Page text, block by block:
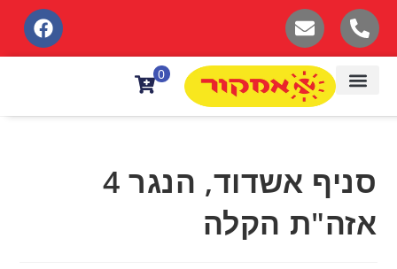
לתוכן
0
סניף אשדוד, הנגר 4
אזה"ת הקלה